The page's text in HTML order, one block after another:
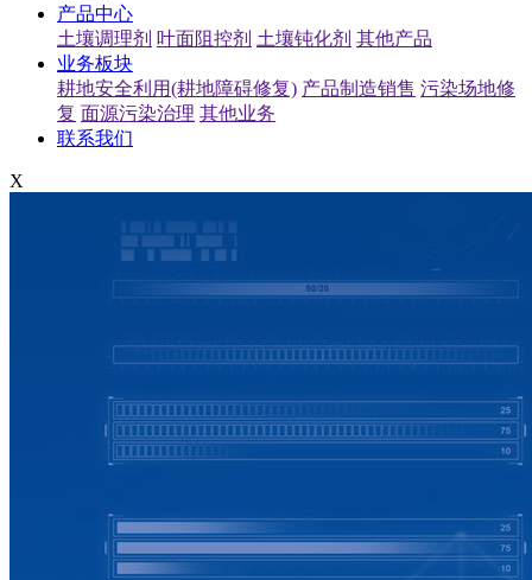
产品中心
土壤调理剂 叶面阻控剂 土壤钝化剂 其他产品
业务板块
耕地安全利用(耕地障碍修复) 产品制造销售 污染场地修
复 面源污染治理 其他业务
联系我们
X